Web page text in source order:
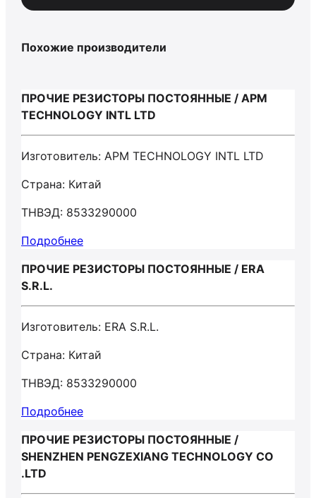
Похожие производители
ПРОЧИЕ РЕЗИСТОРЫ ПОСТОЯННЫЕ / APM
TECHNOLOGY INTL LTD
Изготовитель: APM TECHNOLOGY INTL LTD
Страна: Китай
ТНВЭД: 8533290000
Подробнее
ПРОЧИЕ РЕЗИСТОРЫ ПОСТОЯННЫЕ / ERA
S.R.L.
Изготовитель: ERA S.R.L.
Страна: Китай
ТНВЭД: 8533290000
Подробнее
ПРОЧИЕ РЕЗИСТОРЫ ПОСТОЯННЫЕ /
SHENZHEN PENGZEXIANG TECHNOLOGY CO
.LTD